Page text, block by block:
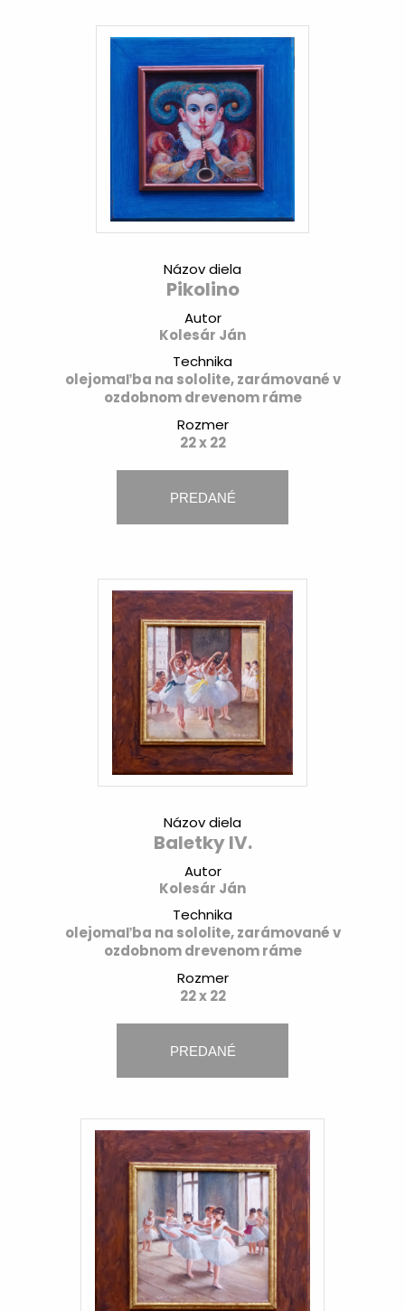
Názov diela
Pikolino
Autor
Kolesár Ján
Technika
olejomaľba na sololite, zarámované v
ozdobnom drevenom ráme
Rozmer
22 x 22
PREDANÉ
Názov diela
Baletky IV.
Autor
Kolesár Ján
Technika
olejomaľba na sololite, zarámované v
ozdobnom drevenom ráme
Rozmer
22 x 22
PREDANÉ